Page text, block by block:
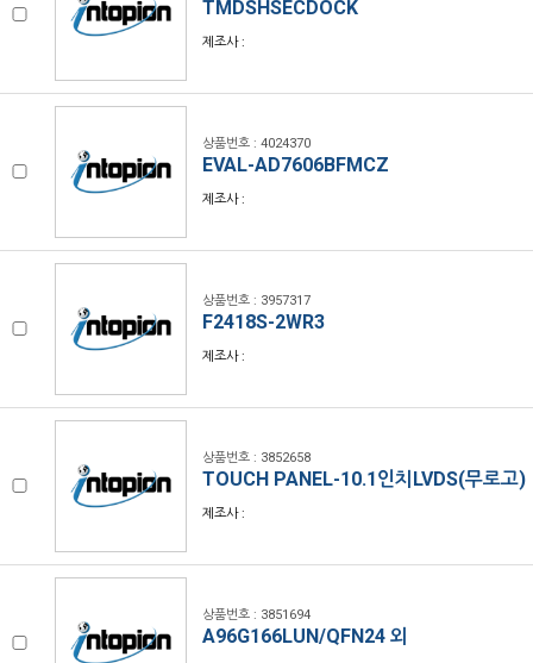
TMDSHSECDOCK
제조사 :
상품번호 : 4024370
EVAL-AD7606BFMCZ
제조사 :
상품번호 : 3957317
F2418S-2WR3
제조사 :
상품번호 : 3852658
TOUCH PANEL-10.1인치LVDS(무로고)
제조사 :
상품번호 : 3851694
A96G166LUN/QFN24 외